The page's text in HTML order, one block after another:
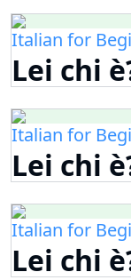
Italian for
Lei chi
Italian for
Lei chi
Italian for
Lei chi